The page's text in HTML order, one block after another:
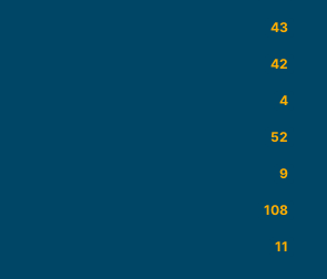
43
42
4
52
9
108
11